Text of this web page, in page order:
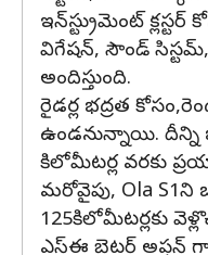
ఇన్‌స్ట్రుమెంట్
విగేషన్, సౌండ్
అందిస్తుంది.
రైడర్ల భద్రత
ఉండనున్నాయి. దీన్ని
కిలోమీటర్ల వరకు
మరోవైపు, Ola S1ని
125కిలోమీటర్లకు
ఎస్ఈ బెటర్ అప్షన్ గా